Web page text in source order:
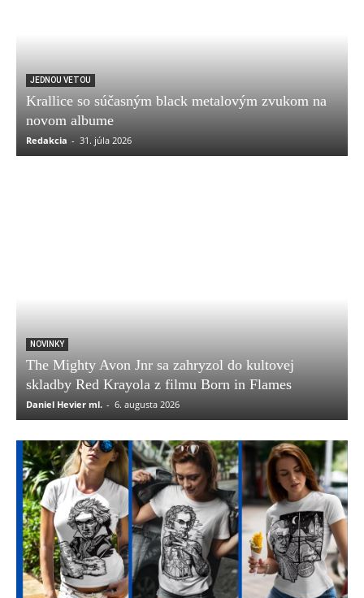
JEDNOU VETOU
Krallice so súčasným black metalovým zvukom na
novom albume
Redakcia - 31. júla 2026
NOVINKY
The Mighty Avon Jnr sa zahryzol do kultovej
skladby Red Krayola z filmu Born in Flames
Daniel Hevier ml. - 6. augusta 2026